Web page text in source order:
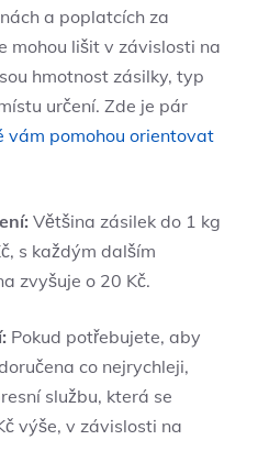
a poplatcích za
mohou lišit v závislosti na
hmotnost ‌zásilky, typ
určení. Zde je pár
vám pomohou orientovat
Většina ⁤zásilek do 1 kg
s každým dalším
zvyšuje o 20 Kč.
Pokud potřebujete, ⁤aby ​
co nejrychleji,
službu, která se
‍výše, ​v závislosti na